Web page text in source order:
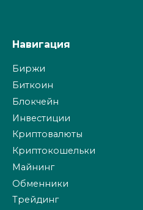
Навигация
Биржи
Биткоин
Блокчейн
Инвестиции
Криптовалюты
Криптокошельки
Майнинг
Обменники
Трейдинг